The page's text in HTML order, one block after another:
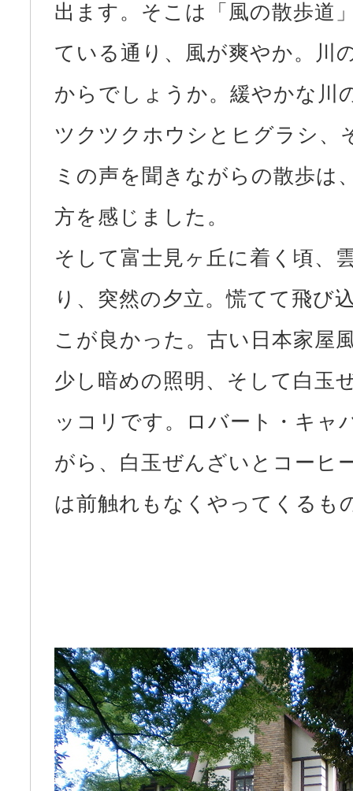
出ます。そこは「風の散歩道
ている通り、風が爽やか。川
からでしょうか。緩やかな川
ツクツクホウシとヒグラシ、
ミの声を聞きながらの散歩は
方を感じました。
そして富士見ヶ丘に着く頃、
り、突然の夕立。慌てて飛び
こが良かった。古い日本家屋
少し暗めの照明、そして白玉
ッコリです。ロバート・キャ
がら、白玉ぜんざいとコーヒ
は前触れもなくやってくるも